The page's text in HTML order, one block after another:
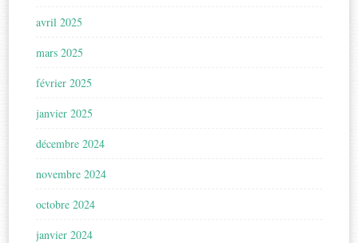
avril 2025
mars 2025
février 2025
janvier 2025
décembre 2024
novembre 2024
octobre 2024
janvier 2024